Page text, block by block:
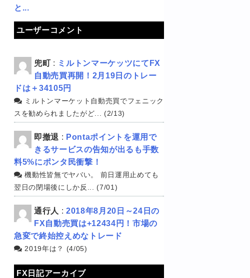
と...
ユーザーコメント
兜町 : ミルトンマーケッツにてFX
自動売買再開！2月19日のトレー
ドは＋34105円
ミルトンマーケット自動売買でフェニック
スを勧められましたがど... (2/13)
即撤退 : Pontaポイントを運用で
きるサービスの告知が出るも手数
料5%にポンタ民衝撃！
機動性皆無でヤバい。 前日運用止めても
翌日の閉場後にしか反... (7/01)
通行人 : 2018年8月20日～24日の
FX自動売買は+12434円！市場の
急変で終始控えめなトレード
2019年は？ (4/05)
FX日記アーカイブ